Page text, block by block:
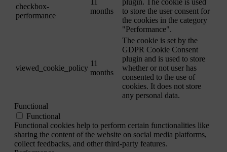
checkbox-
performance
months
to store the user consent for
the cookies in the category
"Performance".
viewed_cookie_policy
11
months
The cookie is set by the
GDPR Cookie Consent
plugin and is used to store
whether or not user has
consented to the use of
cookies. It does not store
any personal data.
Functional
Functional
Functional cookies help to perform certain functionalities like
sharing the content of the website on social media platforms,
collect feedbacks, and other third-party features.